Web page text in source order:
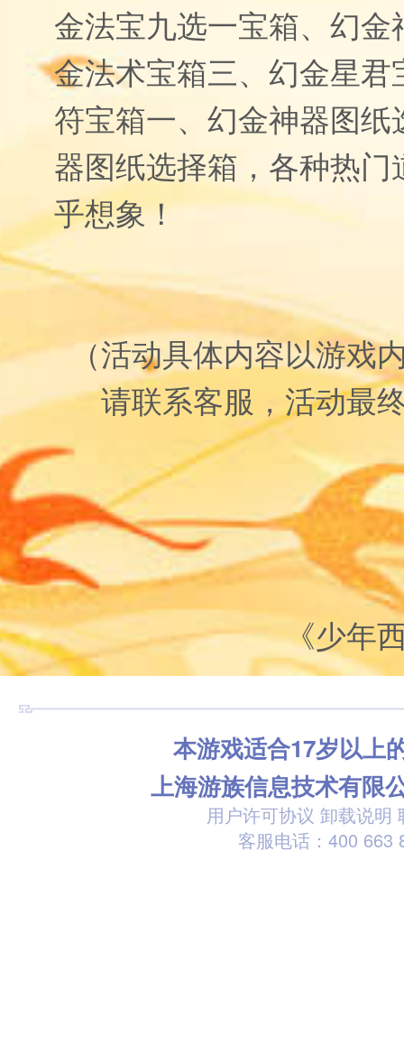
金法宝九选一宝箱、幻
金法术宝箱三、幻金星
符宝箱一、幻金神器图
器图纸选择箱，各种热
乎想象！
（活动具体内容以游戏
请联系客服，活动最
《少年
本游戏适合17岁以上
上海游族信息技术有限
用户许可协议 卸载说明
客服电话：400 663